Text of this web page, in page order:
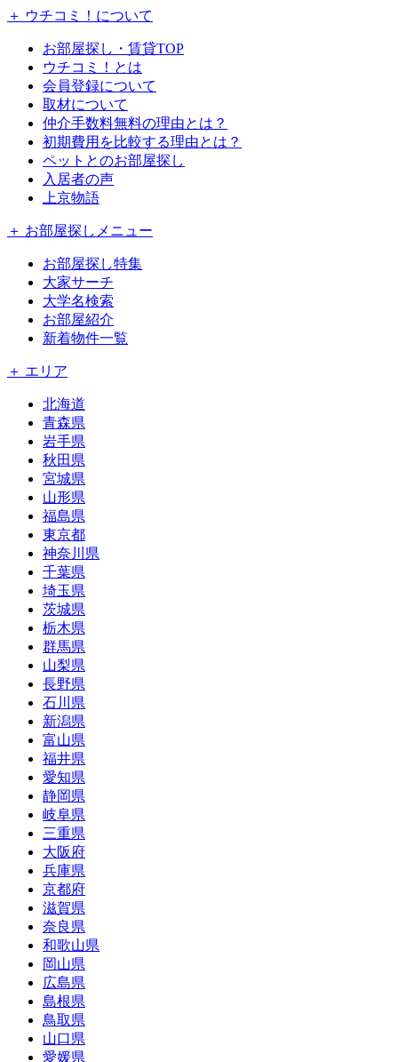
＋ ウチコミ！について
お部屋探し・賃貸TOP
ウチコミ！とは
会員登録について
取材について
仲介手数料無料の理由とは？
初期費用を比較する理由とは？
ペットとのお部屋探し
入居者の声
上京物語
＋ お部屋探しメニュー
お部屋探し特集
大家サーチ
大学名検索
お部屋紹介
新着物件一覧
＋ エリア
北海道
青森県
岩手県
秋田県
宮城県
山形県
福島県
東京都
神奈川県
千葉県
埼玉県
茨城県
栃木県
群馬県
山梨県
長野県
石川県
新潟県
富山県
福井県
愛知県
静岡県
岐阜県
三重県
大阪府
兵庫県
京都府
滋賀県
奈良県
和歌山県
岡山県
広島県
島根県
鳥取県
山口県
愛媛県